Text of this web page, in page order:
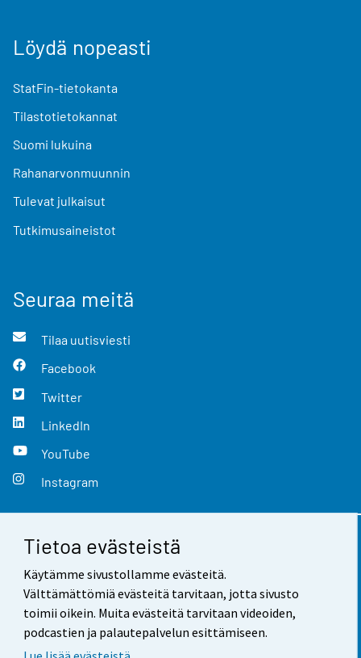
Tietoa evästeistä
Käytämme sivustollamme evästeitä.
Välttämättömiä evästeitä tarvitaan, jotta sivusto
toimii oikein. Muita evästeitä tarvitaan videoiden,
podcastien ja palautepalvelun esittämiseen.
Löydä nopeasti
StatFin-tietokanta
Tilastotietokannat
Suomi lukuina
Rahanarvonmuunnin
Tulevat julkaisut
Tutkimusaineistot
Seuraa meitä
Tilaa uutisviesti
Facebook
Twitter
LinkedIn
YouTube
Instagram
Yhteystiedot
Palaute
Käyttöehdot